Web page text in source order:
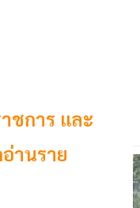
ชการ และ
านราย